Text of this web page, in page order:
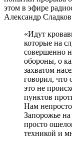
этом в эфире
Александр
«Идут
которые на
совершенно
обороны, о
захватом
говорил, что
это не
пунктов
Нам непросто
Запорожье
просто
техникой и